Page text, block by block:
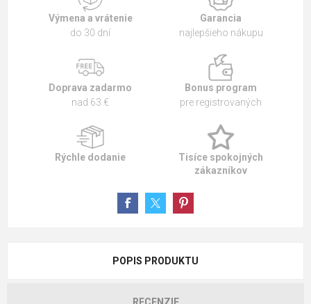
Výmena a vrátenie
do 30 dní
Garancia
najlepšieho nákupu
Doprava zadarmo
nad 63 €
Bonus program
pre registrovaných
Rýchle dodanie
Tisíce spokojných
zákazníkov
POPIS PRODUKTU
RECENZIE